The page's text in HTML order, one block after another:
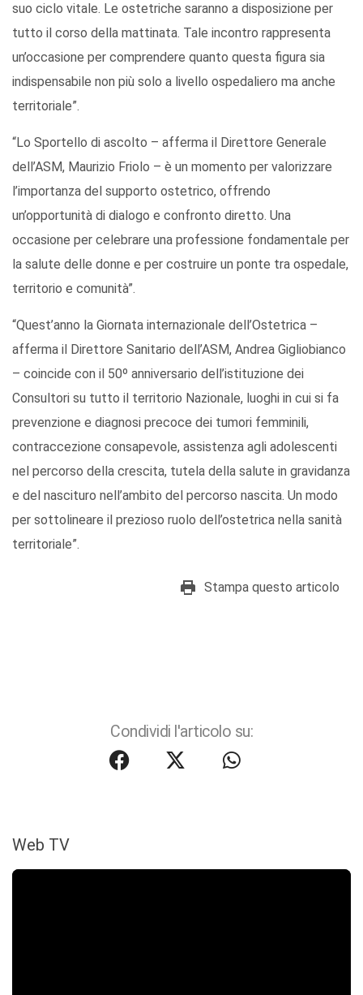
suo ciclo vitale. Le ostetriche saranno a disposizione per
tutto il corso della mattinata. Tale incontro rappresenta
un’occasione per comprendere quanto questa figura sia
indispensabile non più solo a livello ospedaliero ma anche
territoriale”.
“Lo Sportello di ascolto – afferma il Direttore Generale
dell’ASM, Maurizio Friolo – è un momento per valorizzare
l’importanza del supporto ostetrico, offrendo
un’opportunità di dialogo e confronto diretto. Una
occasione per celebrare una professione fondamentale per
la salute delle donne e per costruire un ponte tra ospedale,
territorio e comunità”.
“Quest’anno la Giornata internazionale dell’Ostetrica –
afferma il Direttore Sanitario dell’ASM, Andrea Gigliobianco
– coincide con il 50º anniversario dell’istituzione dei
Consultori su tutto il territorio Nazionale, luoghi in cui si fa
prevenzione e diagnosi precoce dei tumori femminili,
contraccezione consapevole, assistenza agli adolescenti
nel percorso della crescita, tutela della salute in gravidanza
e del nascituro nell’ambito del percorso nascita. Un modo
per sottolineare il prezioso ruolo dell’ostetrica nella sanità
territoriale”.
Stampa questo articolo
Condividi l'articolo su:
Web TV